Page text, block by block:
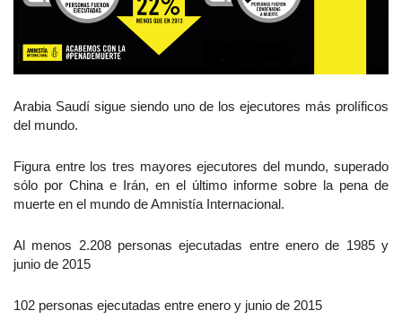
Arabia Saudí sigue siendo uno de los ejecutores más prolíficos
del mundo.
Figura entre los tres mayores ejecutores del mundo, superado
sólo por China e Irán, en el último informe sobre la pena de
muerte en el mundo de Amnistía Internacional.
Al menos 2.208 personas ejecutadas entre enero de 1985 y
junio de 2015
102 personas ejecutadas entre enero y junio de 2015